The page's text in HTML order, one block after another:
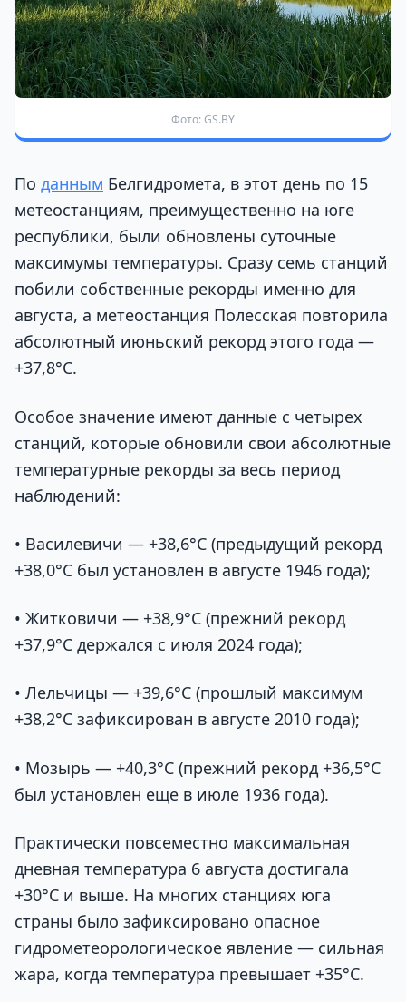
Фото: GS.BY
По данным Белгидромета, в этот день по 15
метеостанциям, преимущественно на юге
республики, были обновлены суточные
максимумы температуры. Сразу семь станций
побили собственные рекорды именно для
августа, а метеостанция Полесская повторила
абсолютный июньский рекорд этого года —
+37,8°С.
Особое значение имеют данные с четырех
станций, которые обновили свои абсолютные
температурные рекорды за весь период
наблюдений:
• Василевичи — +38,6°С (предыдущий рекорд
+38,0°С был установлен в августе 1946 года);
• Житковичи — +38,9°С (прежний рекорд
+37,9°С держался с июля 2024 года);
• Лельчицы — +39,6°С (прошлый максимум
+38,2°С зафиксирован в августе 2010 года);
• Мозырь — +40,3°С (прежний рекорд +36,5°С
был установлен еще в июле 1936 года).
Практически повсеместно максимальная
дневная температура 6 августа достигала
+30°С и выше. На многих станциях юга
страны было зафиксировано опасное
гидрометеорологическое явление — сильная
жара, когда температура превышает +35°С.